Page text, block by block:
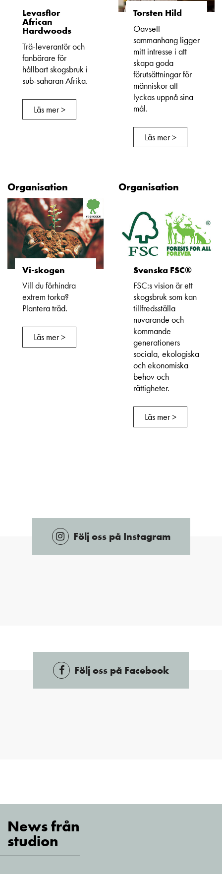
Levasflor
African
Hardwoods
Trä-leverantör och
fanbärare för
hållbart skogsbruk i
sub-saharan Afrika.
Läs mer >
Torsten Hild
Oavsett
sammanhang ligger
mitt intresse i att
skapa goda
förutsättningar för
människor att
lyckas uppnå sina
mål.
Läs mer >
Organisation
Vi-skogen
Vill du förhindra
extrem torka?
Plantera träd.
Läs mer >
Organisation
Svenska FSC®
FSC:s vision är ett
skogsbruk som kan
tillfredsställa
nuvarande och
kommande
generationers
sociala, ekologiska
och ekonomiska
behov och
rättigheter.
Läs mer >
Följ oss på Instagram
Följ oss på Facebook
News från
studion